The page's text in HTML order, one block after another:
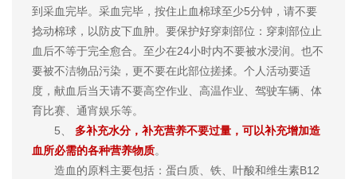
到采血完毕。采血完毕，按住止血棉球至少5分钟，请不要
捻动棉球，以防皮下血肿。要保护好穿刺部位：穿刺部位止
血后不等于完全愈合。至少在24小时内不要被水浸润。也不
要被不洁物品污染，更不要在此部位搓揉。个人活动要适
度，献血后当天请不要高空作业、高温作业、驾驶车辆、体
育比赛、通宵娱乐等。
5、 多补充水分，补充营养不要过量，可以补充增加造
血所必需的各种营养物质。
造血的原料主要包括：蛋白质、铁、叶酸和维生素B12